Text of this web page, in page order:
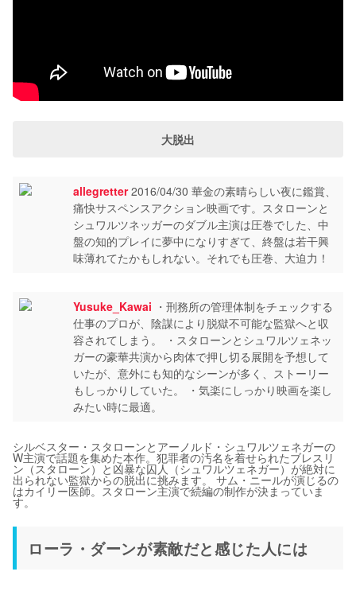
大脱出
allegretter2016/04/30 華金の素晴らしい夜に鑑賞、
痛快サスペンスアクション映画です。スタローンと
シュワルツネッガーのダブル主演は圧巻でした、中
盤の知的プレイに夢中になりすぎて、終盤は若干興
味薄れてたかもしれない。それでも圧巻、大迫力！
Yusuke_Kawai ・刑務所の管理体制をチェックする
仕事のプロが、陰謀により脱獄不可能な監獄へと収
容されてしまう。 ・スタローンとシュワルツェネッ
ガーの豪華共演から肉体で押し切る展開を予想して
いたが、意外にも知的なシーンが多く、ストーリー
もしっかりしていた。 ・気楽にしっかり映画を楽し
みたい時に最適。
シルベスター・スタローンとアーノルド・シュワルツェネガーの
W主演で話題を集めた本作。犯罪者の汚名を着せられたブレスリ
ン（スタローン）と凶暴な囚人（シュワルツェネガー）が絶対に
出られない監獄からの脱出に挑みます。 サム・ニールが演じるの
はカイリー医師。スタローン主演で続編の制作が決まっていま
す。
ローラ・ダーンが素敵だと感じた人には